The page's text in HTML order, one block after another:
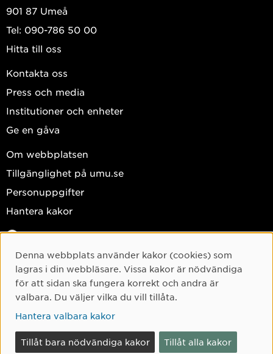
901 87 Umeå
Tel: 090-786 50 00
Hitta till oss
Kontakta oss
Press och media
Institutioner och enheter
Ge en gåva
Om webbplatsen
Tillgänglighet på umu.se
Personuppgifter
Hantera kakor
Facebook
Instagram
TikTok
Youtube
LinkedIn
Cookie-samtycke
Denna webbplats använder kakor (cookies) som
lagras i din webbläsare. Vissa kakor är nödvändiga
för att sidan ska fungera korrekt och andra är
valbara. Du väljer vilka du vill tillåta.
Hantera valbara kakor
Tillåt bara nödvändiga kakor Tillåt alla kakor